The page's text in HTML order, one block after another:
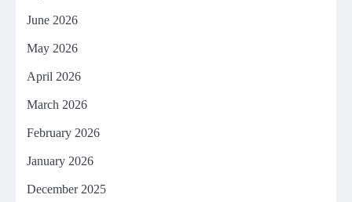
June 2026
May 2026
April 2026
March 2026
February 2026
January 2026
December 2025